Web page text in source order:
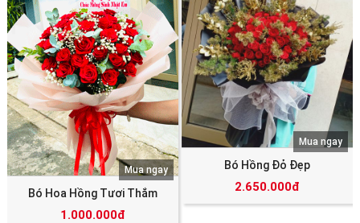
Bó Hoa Hồng Tươi Thắm
1.000.000đ
Mua ngay Bó Hồng Đỏ Đẹp
2.650.000đ
Mua ngay